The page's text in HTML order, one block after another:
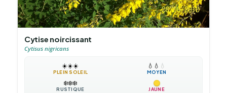
Cytise noircissant
Cytisus nigricans
☀️☀️☀️
PLEIN SOLEIL
💧 💧 💧
MOYEN
❄️❄️❄️
RUSTIQUE JAUNE